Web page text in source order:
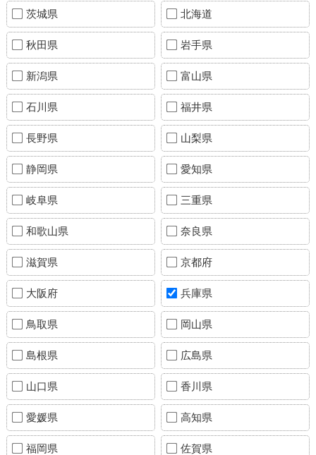
茨城県 北海道
秋田県 岩手県
新潟県 富山県
石川県 福井県
長野県 山梨県
静岡県 愛知県
岐阜県 三重県
和歌山県 奈良県
滋賀県 京都府
大阪府 兵庫県
鳥取県 岡山県
島根県 広島県
山口県 香川県
愛媛県 高知県
福岡県 佐賀県